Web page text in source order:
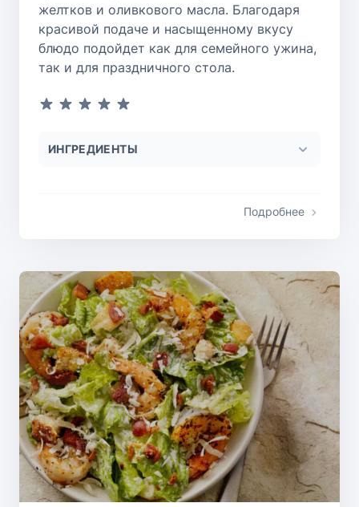
желтков и оливкового масла. Благодаря
красивой подаче и насыщенному вкусу
блюдо подойдет как для семейного ужина,
так и для праздничного стола.
ИНГРЕДИЕНТЫ
Подробнее